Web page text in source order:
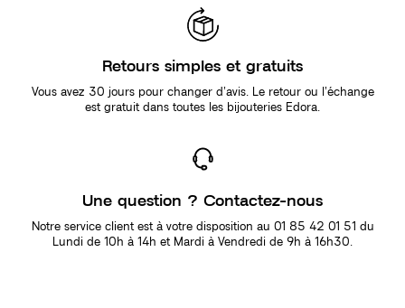
Retours simples et gratuits
Vous avez 30 jours pour changer d’avis. Le retour ou l’échange
est gratuit dans toutes les bijouteries Edora.
Une question ? Contactez-nous
Notre service client est à votre disposition au 01 85 42 01 51 du
Lundi de 10h à 14h et Mardi à Vendredi de 9h à 16h30.